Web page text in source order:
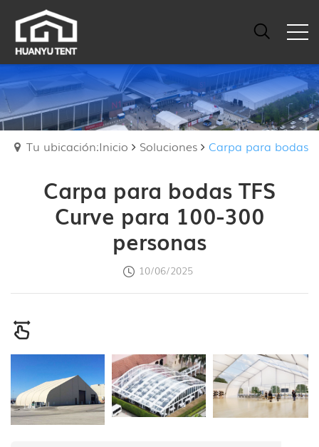
Tu ubicación:Inicio Soluciones Carpa para bodas
Carpa para bodas TFS
Curve para 100-300
personas
10/06/2025